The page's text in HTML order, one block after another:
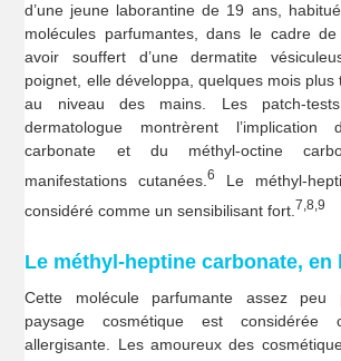
d’une jeune laborantine de 19 ans,
molécules parfumantes, dans le cadre
avoir souffert d’une dermatite
poignet, elle développa, quelques mois
au niveau des mains. Les patch-
dermatologue montrèrent l’implication
carbonate et du méthyl-octine
manifestations cutanées.6
Le méthyl-
considéré comme un sensibilisant fort. 7,8,9
Le méthyl-heptine carbonate, en
Cette molécule parfumante assez peu
paysage cosmétique est considérée
allergisante. Les amoureux des